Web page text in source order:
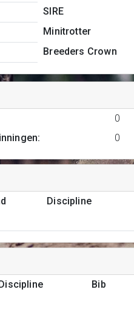
SIRE
Minitrotter
Breeders Crown
0
: 0
Discipline
Bib